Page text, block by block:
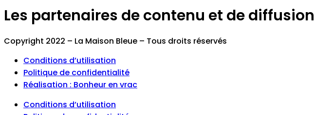
Les partenaires de contenu et de
Copyright 2022 – La Maison Bleue – Tous droits réservés
Conditions d’utilisation
Politique de confidentialité
Réalisation : Bonheur en vrac
Conditions d’utilisation